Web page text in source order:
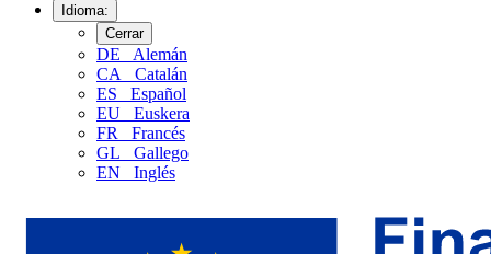
Idioma:
Cerrar
DE
Alemán
CA
Catalán
ES
Español
EU
Euskera
FR
Francés
GL
Gallego
EN
Inglés